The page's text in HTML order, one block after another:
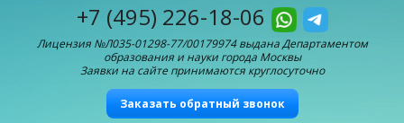
+7 (495) 226-18-06
Лицензия №Л035-01298-77/00179974 выдана Департаментом
образования и науки города Москвы
Заявки на сайте принимаются круглосуточно
Заказать обратный звонок